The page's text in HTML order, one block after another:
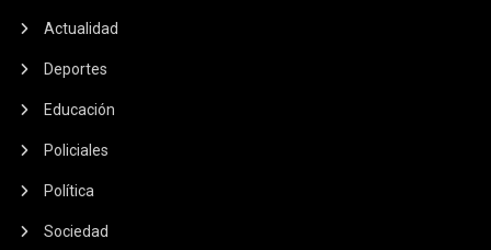
Actualidad
Deportes
Educación
Policiales
Política
Sociedad